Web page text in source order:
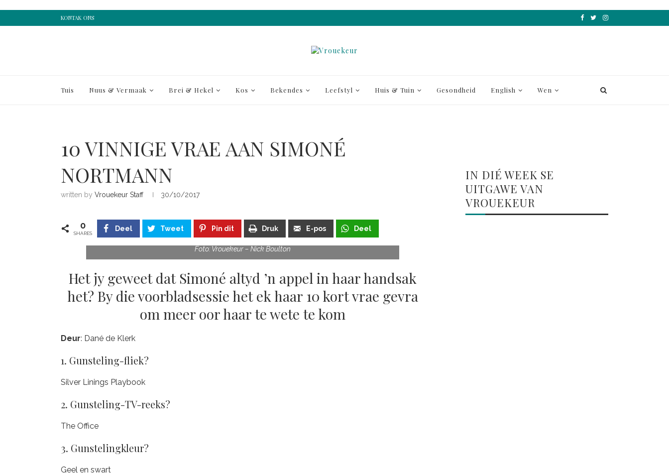
KONTAK ONS
Tuis Nuus & Vermaak Brei & Hekel Kos Bekendes Leefstyl Huis & Tuin Gesondheid English Wen
10 VINNIGE VRAE AAN SIMONÉ
NORTMANN
written by Vrouekeur Staff 30/10/2017
0
SHARES
Deel Tweet Pin dit Druk E-pos Deel
Foto: Vrouekeur – Nick Boulton
Het jy geweet dat Simoné altyd ’n appel in haar handsak
het? By die voorbladsessie het ek haar 10 kort vrae gevra
om meer oor haar te wete te kom
Deur: Dané de Klerk
1. Gunsteling-fliek?
Silver Linings Playbook
2. Gunsteling-TV-reeks?
The Office
3. Gunstelingkleur?
Geel en swart
IN DIÉ WEEK SE
UITGAWE VAN
VROUEKEUR